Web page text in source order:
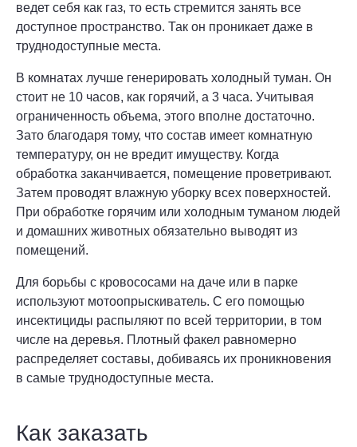
ведет себя как газ, то есть стремится занять все
доступное пространство. Так он проникает даже в
труднодоступные места.
В комнатах лучше генерировать холодный туман. Он
стоит не 10 часов, как горячий, а 3 часа. Учитывая
ограниченность объема, этого вполне достаточно.
Зато благодаря тому, что состав имеет комнатную
температуру, он не вредит имуществу. Когда
обработка заканчивается, помещение проветривают.
Затем проводят влажную уборку всех поверхностей.
При обработке горячим или холодным туманом людей
и домашних животных обязательно выводят из
помещений.
Для борьбы с кровососами на даче или в парке
используют мотоопрыскиватель. С его помощью
инсектициды распыляют по всей территории, в том
числе на деревья. Плотный факел равномерно
распределяет составы, добиваясь их проникновения
в самые труднодоступные места.
Как заказать